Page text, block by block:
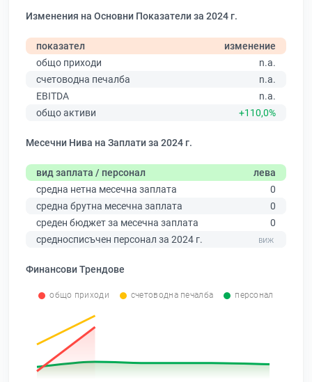
Изменения на Основни Показатели за 2024 г.
показател
изменение
общо приходи
n.a.
счетоводна печалба
n.a.
EBITDA
n.a.
общо активи
+110,0%
Месечни Нива на Заплати за 2024 г.
вид заплата / персонал
лева
средна нетна месечна заплата
0
средна брутна месечна заплата
0
среден бюджет за месечна заплата
0
средносписъчен персонал за 2024 г.
Финансови Трендове
общо приходи счетоводна печалба персонал